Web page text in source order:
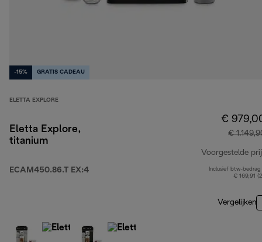
-15% GRATIS CADEAU
ELETTA EXPLORE
Eletta Explore,
titanium
ECAM450.86.T EX:4
€
€
Voorgestelde
Inclusief btw-bedrag
€ 169,91
Vergelijken